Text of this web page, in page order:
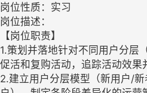
岗位性质：实习
岗位描述：
【岗位职责】
1.策划并落地针对不同用户分层
促活和复购活动，追踪活动效果
2.建立用户分层模型（新用户/